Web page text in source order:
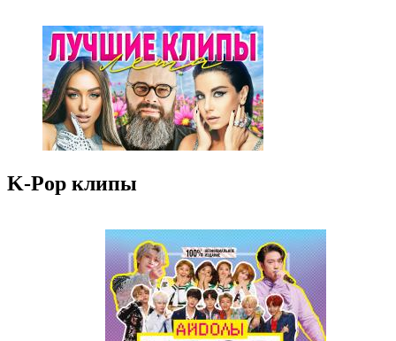
K-Pop клипы